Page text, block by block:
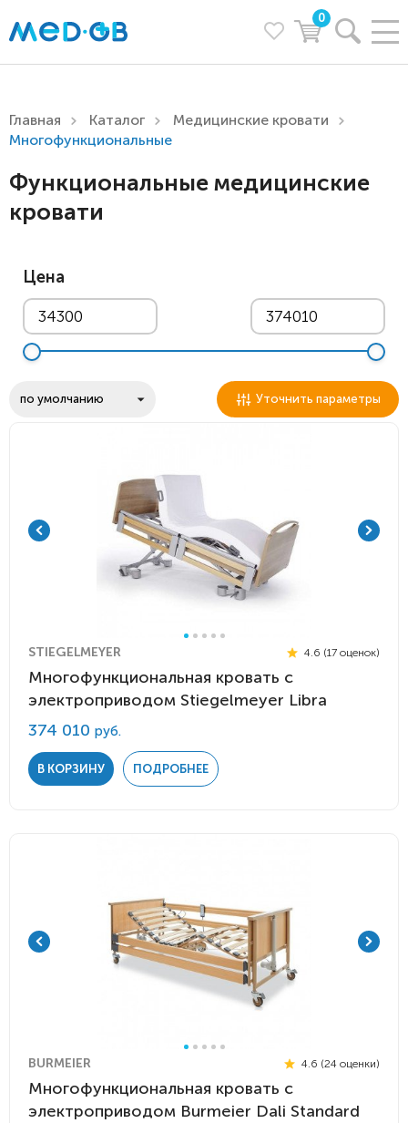
0
Главная Каталог
Медицинские кровати
Многофункциональные
Функциональные медицинские
кровати
Цена
Уточнить параметры
STIEGELMEYER 4.6 (17 оценок)
Многофункциональная кровать с
электроприводом Stiegelmeyer Libra
374 010 руб.
В КОРЗИНУ ПОДРОБНЕЕ
BURMEIER 4.6 (24 оценки)
Многофункциональная кровать с
электроприводом Burmeier Dali Standard